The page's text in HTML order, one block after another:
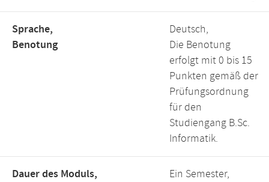
Sprache,
Benotung
Deutsch,
Die Benotung
erfolgt mit 0 bis 15
Punkten gemäß der
Prüfungsordnung
für den
Studiengang B.Sc.
Informatik.
Dauer des Moduls,
Ein Semester,